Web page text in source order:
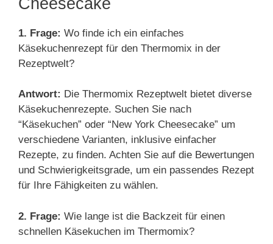
1. Frage: Wo finde ich ein einfaches
Käsekuchenrezept für den Thermomix in der
Rezeptwelt?
Antwort: Die Thermomix Rezeptwelt bietet diverse
Käsekuchenrezepte. Suchen Sie nach
“Käsekuchen” oder “New York Cheesecake” um
verschiedene Varianten, inklusive einfacher
Rezepte, zu finden. Achten Sie auf die Bewertungen
und Schwierigkeitsgrade, um ein passendes Rezept
für Ihre Fähigkeiten zu wählen.
2. Frage: Wie lange ist die Backzeit für einen
schnellen Käsekuchen im Thermomix?